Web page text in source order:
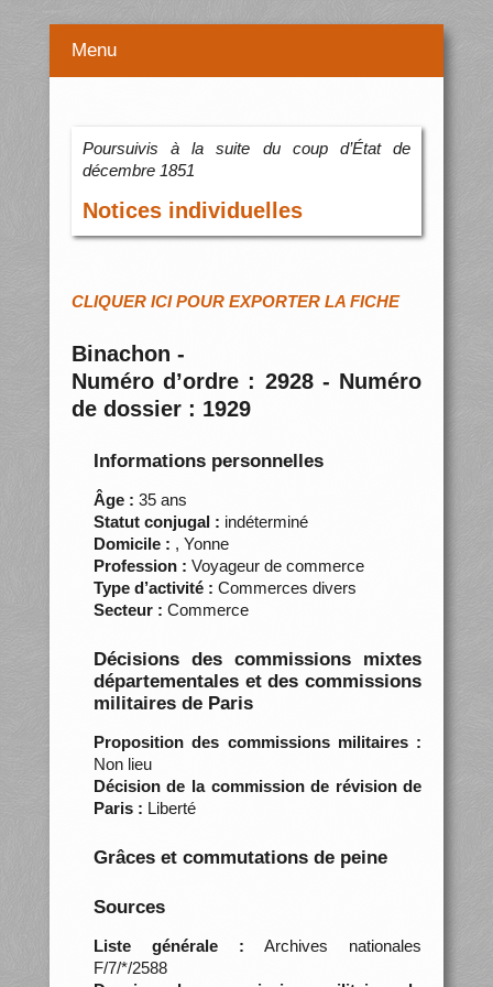
Menu
Poursuivis à la suite du coup d’État de
décembre 1851
Notices individuelles
CLIQUER ICI POUR EXPORTER LA FICHE
Binachon -
Numéro d’ordre : 2928 - Numéro
de dossier : 1929
Informations personnelles
Âge : 35 ans
Statut conjugal : indéterminé
Domicile : , Yonne
Profession : Voyageur de commerce
Type d’activité : Commerces divers
Secteur : Commerce
Décisions des commissions mixtes
départementales et des commissions
militaires de Paris
Proposition des commissions militaires :
Non lieu
Décision de la commission de révision de
Paris : Liberté
Grâces et commutations de peine
Sources
Liste générale : Archives nationales
F/7/*/2588